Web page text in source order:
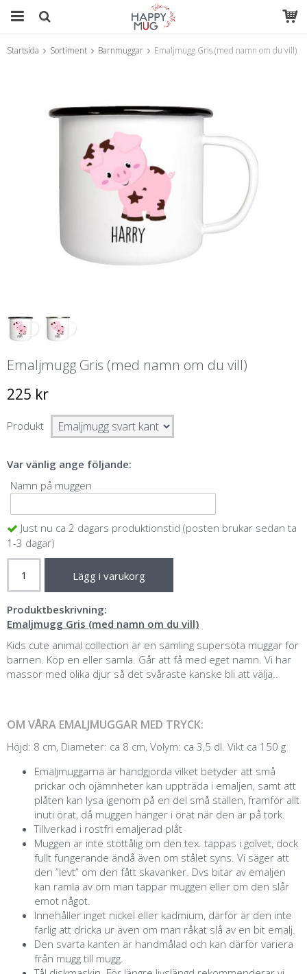
Startsida Sortiment Barnmuggar Emaljmugg Gris (med namn om du vill)
Emaljmugg Gris (med namn om du vill)
225 kr
Produkt
Var vänlig ange följande:
Namn på muggen
Just nu ca 2 dagars produktionstid (posten brukar sedan ta
1-3 dagar)
Lägg i varukorg
Produktbeskrivning:
Emaljmugg Gris (med namn om du vill)
Kids cute animal collection är en samling supersöta muggar för
barnen. Köp en eller samla. Går att få med eget namn. Vi har
massor med olika djur så det svåraste kanske bli att välja..
OM VÅRA EMALJMUGGAR MED TRYCK:
Höjd: 8 cm, Diameter: ca 8 cm, Volym: ca 3,5 dl. Vikt ca 150 g
Emaljmuggarna är handgjorda vilket betyder att små
prickar och ojämnheter kan uppträda i emaljen, samt att
plåten kan lysa igenom på en del små ställen, framför allt
inuti örat, då muggen hänger i örat när den är på tork.
Tillverkad i rostfri emaljerad plåt
Muggen är inte stöttålig om den tex. tappas i golvet, dock
fullt fungerande ändå även om stålet syns. Vi säger att
den ”levt” om den fått skavanker. Dvs bitar av emaljen
kan ramla av om man tappar muggen eller om den slår
emot något.
Innehåller inget nickel eller kadmium, därför är den inte
farlig att dricka ur även om man råkat slå av en bit emalj.
Den svarta kanten är handmålad och kan därför variera
från mugg till mugg.